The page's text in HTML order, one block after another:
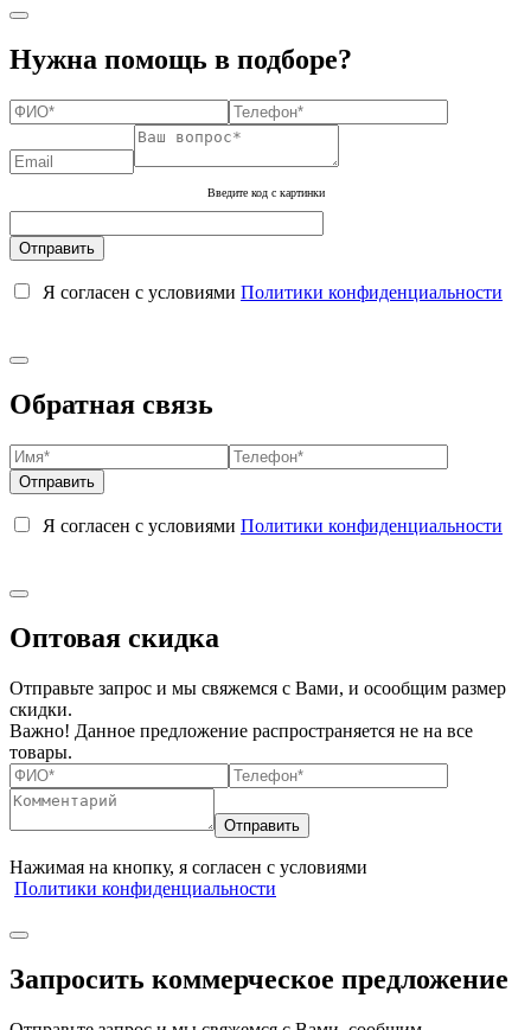
Нужна помощь в подборе?
Введите код с картинки
Я согласен с условиями Политики конфиденциальности
Обратная связь
Я согласен с условиями Политики конфиденциальности
Оптовая скидка
Отправьте запрос и мы свяжемся с Вами, и осообщим размер
скидки.
Важно! Данное предложение распространяется не на все
товары.
Нажимая на кнопку, я согласен с условиями
Политики конфиденциальности
Запросить коммерческое предложение